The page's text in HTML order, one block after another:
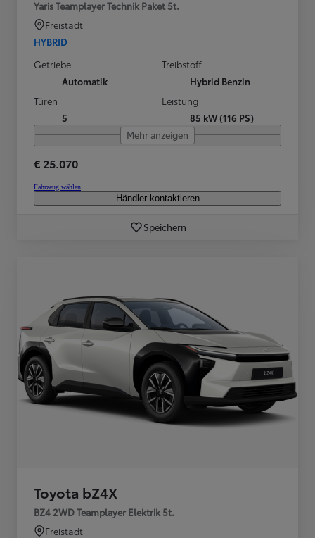
Yaris Teamplayer Technik Paket 5t.
Freistadt
HYBRID
Getriebe
Automatik
Treibstoff
Hybrid Benzin
Türen
5
Leistung
85 kW (116 PS)
Mehr anzeigen
€ 25.070
Fahrzeug wählen
Händler kontaktieren
Speichern
Toyota bZ4X
BZ4 2WD Teamplayer Elektrik 5t.
Freistadt